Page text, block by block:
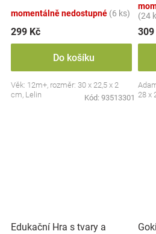
momentálně nedostupné (6 ks)
299 Kč
Do košíku
Věk: 12m+, rozměr: 30 x 22,5 x 2
cm, Lelin
Kód: 93513301
(24
309
28 x
Edukační Hra s tvary a